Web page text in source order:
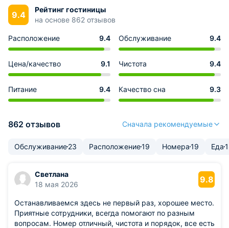
9.4
Рейтинг гостиницы
на основе 862 отзывов
Расположение 9.4 Обслуживание 9.4
Цена/качество 9.1 Чистота 9.4
Питание 9.4 Качество сна 9.3
862 отзывов Сначала рекомендуемые
Обслуживание23 Расположение19 Номера19 Еда
Светлана
18 мая 2026
9.8
Останавливаемся здесь не первый раз, хорошее место.
Приятные сотрудники, всегда помогают по разным
вопросам. Номер отличный, чистота и порядок, все есть